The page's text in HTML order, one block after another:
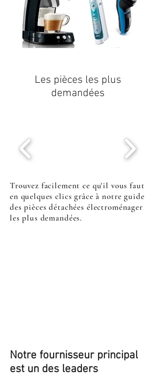
Les pièces les plus
demandées
Trouvez facilement ce qu'il vous faut
en quelques clics grâce à notre guide
des pièces détachées électroménager
les plus demandées.
Notre fournisseur principal
est un des leaders